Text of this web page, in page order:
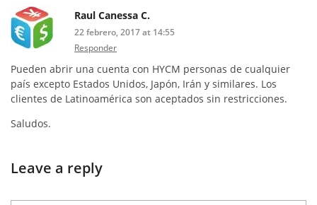
Raul Canessa C.
22 febrero, 2017 at 14:55
Responder
Pueden abrir una cuenta con HYCM personas de cualquier
país excepto Estados Unidos, Japón, Irán y similares. Los
clientes de Latinoamérica son aceptados sin restricciones.
Saludos.
Leave a reply